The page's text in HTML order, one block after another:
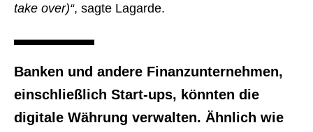
take over)“, sagte Lagarde.
Banken und andere Finanzunternehmen,
einschließlich Start-ups, könnten die
digitale Währung verwalten. Ähnlich wie